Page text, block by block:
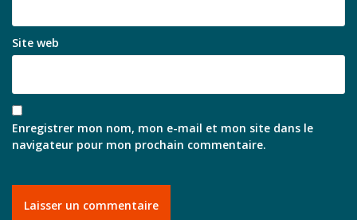
Site web
Enregistrer mon nom, mon e-mail et mon site dans le
navigateur pour mon prochain commentaire.